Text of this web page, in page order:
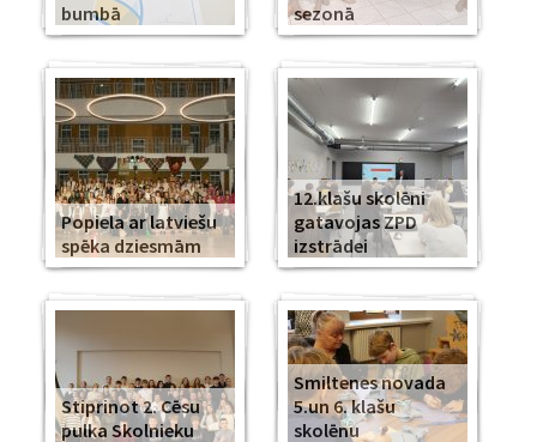
bumbā
sezonā
Popiela ar latviešu
spēka dziesmām
12.klašu skolēni
gatavojas ZPD
izstrādei
Stiprinot 2. Cēsu
pulka Skolnieku
Smiltenes novada
5.un 6. klašu
skolēnu